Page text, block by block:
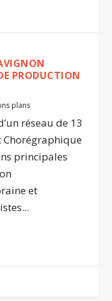
PRODUCTION
plans
réseau de 13
Chorégraphique
principales
et